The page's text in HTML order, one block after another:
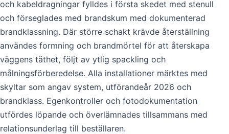
och kabeldragningar fylldes i första skedet med stenull
och förseglades med brandskum med dokumenterad
brandklassning. Där större schakt krävde återställning
användes formning och brandmörtel för att återskapa
väggens täthet, följt av ytlig spackling och
målningsförberedelse. Alla installationer märktes med
skyltar som angav system, utförandeår 2026 och
brandklass. Egenkontroller och fotodokumentation
utfördes löpande och överlämnades tillsammans med
relationsunderlag till beställaren.